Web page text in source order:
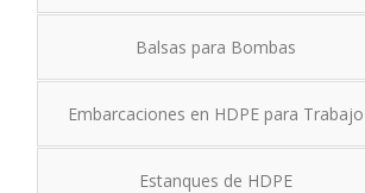
Balsas para Bombas
Embarcaciones en HDPE para Trabajo
Estanques de HDPE